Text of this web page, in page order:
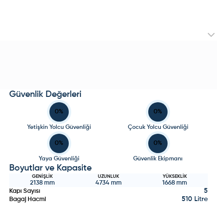
Güvenlik Değerleri
0%
Yetişkin Yolcu Güvenliği
0%
Çocuk Yolcu Güvenliği
0%
Yaya Güvenliği
0%
Güvenlik Ekipmanı
Boyutlar ve Kapasite
GENIŞLIK
2138mm
UZUNLUK
4734mm
YÜKSEKLIK
1668 mm
Kapı Sayısı
5
Bagaj Hacmi 510 Litre